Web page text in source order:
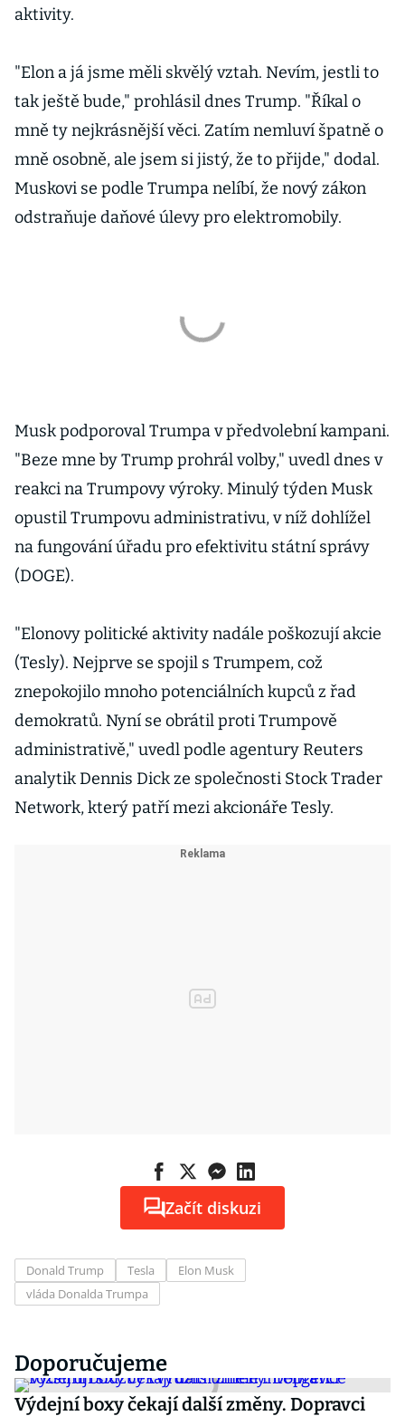
aktivity.
"Elon a já jsme měli skvělý vztah. Nevím, jestli to
tak ještě bude," prohlásil dnes Trump. "Říkal o
mně ty nejkrásnější věci. Zatím nemluví špatně o
mně osobně, ale jsem si jistý, že to přijde," dodal.
Muskovi se podle Trumpa nelíbí, že nový zákon
odstraňuje daňové úlevy pro elektromobily.
Musk podporoval Trumpa v předvolební kampani.
"Beze mne by Trump prohrál volby," uvedl dnes v
reakci na Trumpovy výroky. Minulý týden Musk
opustil Trumpovu administrativu, v níž dohlížel
na fungování úřadu pro efektivitu státní správy
(DOGE).
"Elonovy politické aktivity nadále poškozují akcie
(Tesly). Nejprve se spojil s Trumpem, což
znepokojilo mnoho potenciálních kupců z řad
demokratů. Nyní se obrátil proti Trumpově
administrativě," uvedl podle agentury Reuters
analytik Dennis Dick ze společnosti Stock Trader
Network, který patří mezi akcionáře Tesly.
Začít diskuzi
Donald Trump Tesla
Elon Musk
vláda Donalda Trumpa
Doporučujeme
Výdejní boxy čekají další změny. Dopravci